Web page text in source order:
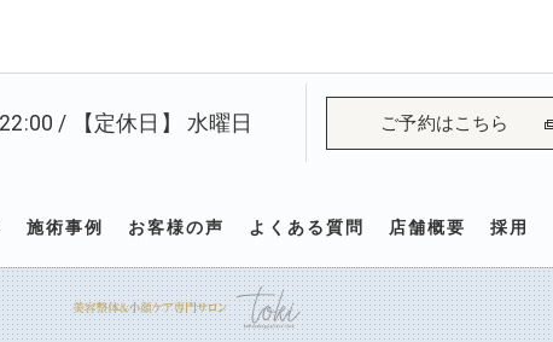
/ 【定休日】 水曜日 ご予約はこちら
施術事例 お客様の声 よくある質問 店舗概要 採用